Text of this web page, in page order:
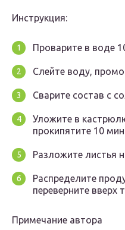
Инструкция:
Проварите в воде
Слейте воду,
Сварите состав с
Уложите в
прокипятите 10
Разложите листья
Распределите
переверните вверх
Примечание автора